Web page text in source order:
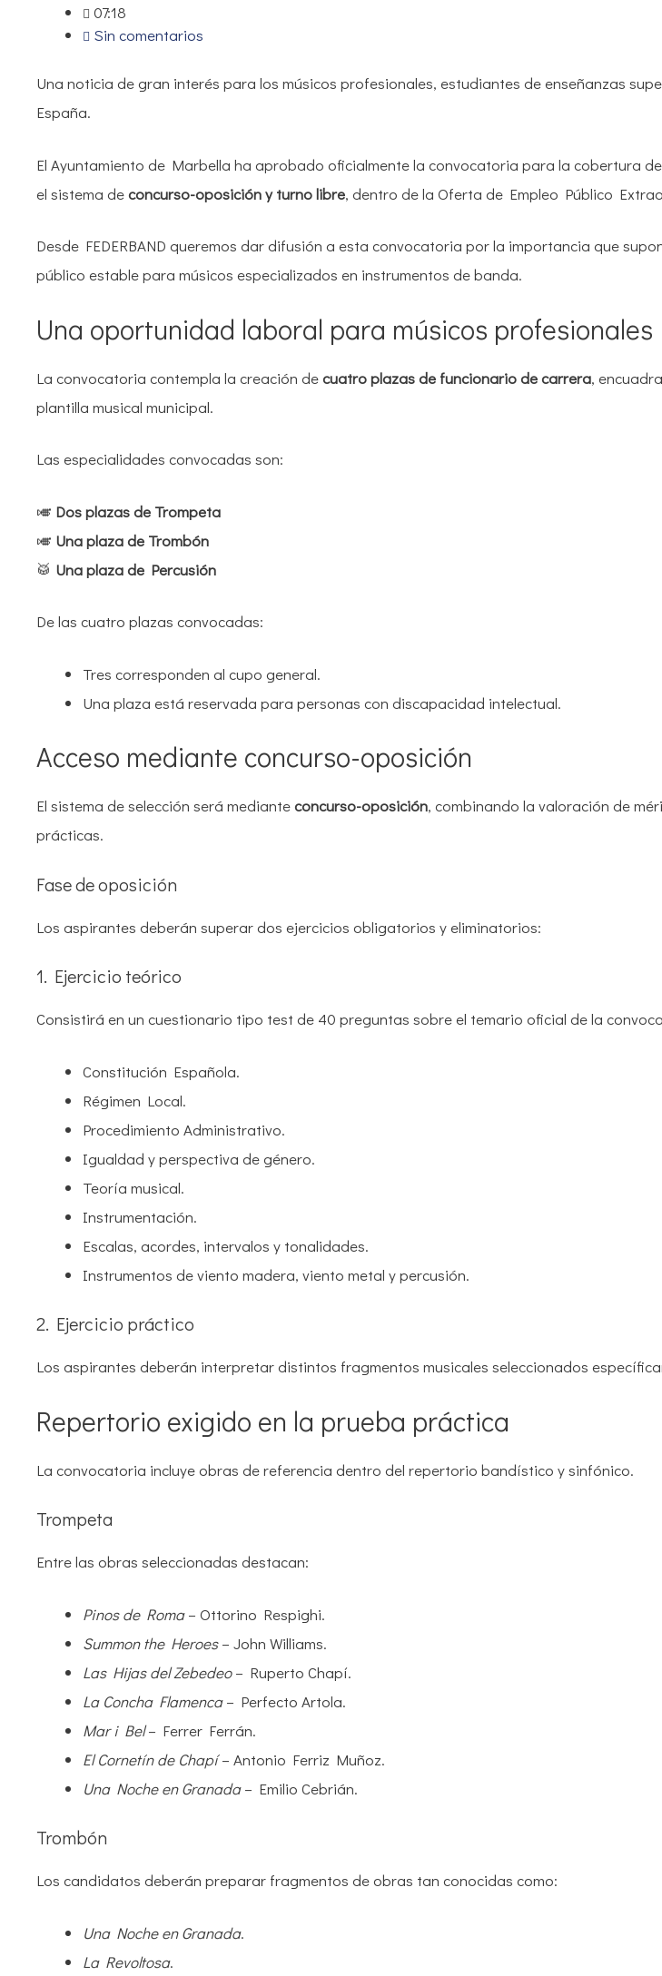
07:18
Sin comentarios
Una noticia de gran interés para los músicos profesionales, estudiantes de enseñanzas
España.
El Ayuntamiento de Marbella ha aprobado oficialmente la convocatoria para la cobertura de
el sistema deconcurso-oposición y turno libre, dentro de la Oferta de Empleo Público
Desde FEDERBAND queremos dar difusión a esta convocatoria por la importancia que
público estable para músicos especializados en instrumentos de banda.
Una oportunidad laboral para músicos profesionales
La convocatoria contempla la creación decuatro plazas de funcionario de carrera,
plantilla musical municipal.
Las especialidades convocadas son:
🎺 Dos plazas de Trompeta
🎺 Una plaza de Trombón
🥁 Una plaza de Percusión
De las cuatro plazas convocadas:
Tres corresponden al cupo general.
Una plaza está reservada para personas con discapacidad intelectual.
Acceso mediante concurso-oposición
El sistema de selección será medianteconcurso-oposición, combinando la valoración de
prácticas.
Fase de oposición
Los aspirantes deberán superar dos ejercicios obligatorios y eliminatorios:
1. Ejercicio teórico
Consistirá en un cuestionario tipo test de 40 preguntas sobre el temario oficial de la
Constitución Española.
Régimen Local.
Procedimiento Administrativo.
Igualdad y perspectiva de género.
Teoría musical.
Instrumentación.
Escalas, acordes, intervalos y tonalidades.
Instrumentos de viento madera, viento metal y percusión.
2. Ejercicio práctico
Los aspirantes deberán interpretar distintos fragmentos musicales seleccionados
Repertorio exigido en la prueba práctica
La convocatoria incluye obras de referencia dentro del repertorio bandístico y sinfónico.
Trompeta
Entre las obras seleccionadas destacan:
Pinos de Roma– Ottorino Respighi.
Summon the Heroes– John Williams.
Las Hijas del Zebedeo– Ruperto Chapí.
La Concha Flamenca– Perfecto Artola.
Mar i Bel– Ferrer Ferrán.
El Cornetín de Chapí– Antonio Ferriz Muñoz.
Una Noche en Granada– Emilio Cebrián.
Trombón
Los candidatos deberán preparar fragmentos de obras tan conocidas como:
Una Noche en Granada.
La Revoltosa.